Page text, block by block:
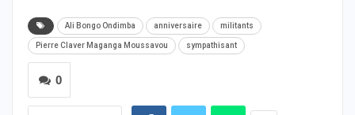
Ali Bongo Ondimba anniversaire militants
Pierre Claver Maganga Moussavou sympathisant
0